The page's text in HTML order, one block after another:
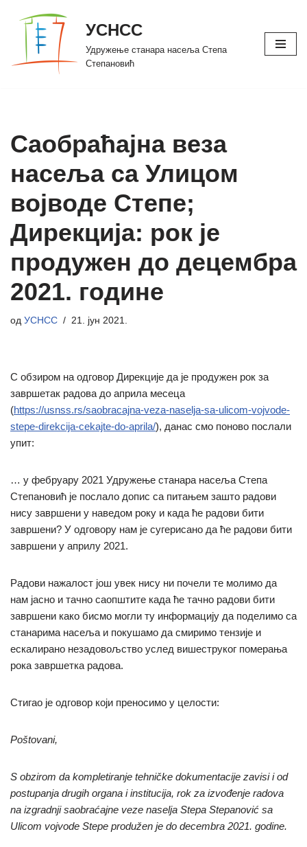
Скочи
садржај
УСНСС
Удружење станара насеља Степа
Степановић
Саобраћајна веза
насеља са Улицом
војводе Степе;
Дирекција: рок је
продужен до децембра
2021. године
од УСНСС 21. јун 2021.
С обзиром на одговор Дирекције да је продужен рок за
завршетак радова до априла месеца
(https://usnss.rs/saobracajna-veza-naselja-sa-ulicom-vojvode-
stepe-direkcija-cekajte-do-aprila/), данас смо поново послали
упит:
… у фебруару 2021 Удружење станара насеља Степа
Степановић је послало допис са питањем зашто радови
нису завршени у наведом року и када ће радови бити
завршени? У одговору нам је сугерисано да ће радови бити
завршени у априлу 2021.
Радови нажалост још увек нису ни почели те молимо да
нам јасно и тачно саопштите када ће тачно радови бити
завршени како бисмо могли ту информацију да поделимо са
станарима насеља и покушамо да смиримо тензије и
ескалирано незадовољство услед вишеструког померања
рока завршетка радова.
Стигао је одговор који преносимо у целости:
Poštovani,
S obzirom da kompletiranje tehničke dokumentacije zavisi i od
postupanja drugih organa i institucija, rok za izvođenje radova
na izgradnji saobraćajne veze naselja Stepa Stepanović sa
Ulicom vojvode Stepe produžen je do decembra 2021. godine.